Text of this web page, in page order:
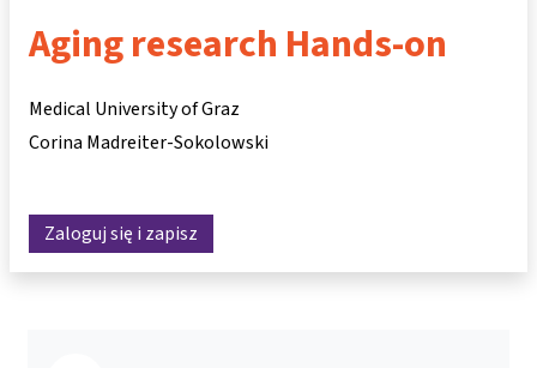
Aging research Hands-on
Medical University of Graz
Corina Madreiter-Sokolowski
Zaloguj się i zapisz